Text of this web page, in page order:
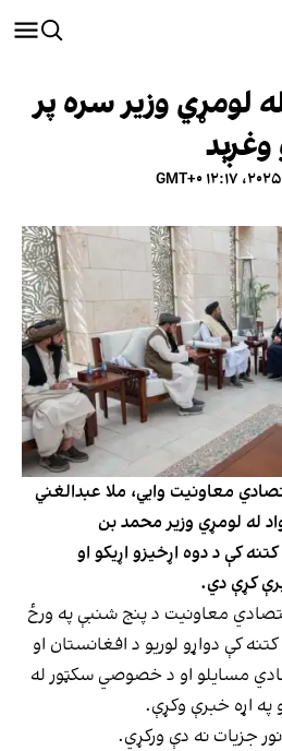
لومړي وزیر سره پر
وغږېد
معاونیت وايي، ملا عبدالغني
له لومړي وزیر محمد بن
کې د دوه اړخیزو اړیکو او
کړې دي.
معاونیت د پنج شنبې په ورځ
کې دواړو لوریو د افغانستان او
مسایلو او د خصوصي سکټور له
په اړه خبرې وکړې.
نور جزیات نه دې ورکړي.